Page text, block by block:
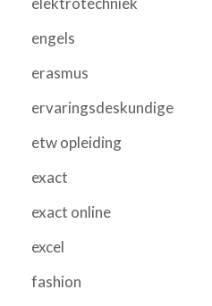
engels
erasmus
ervaringsdeskundige
etw opleiding
exact
exact online
excel
fashion